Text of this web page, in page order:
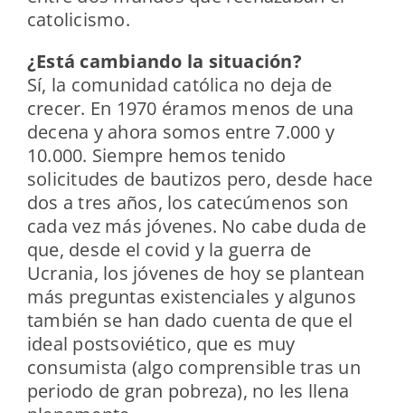
catolicismo.
¿Está cambiando la situación?
Sí, la comunidad católica no deja de
crecer. En 1970 éramos menos de una
decena y ahora somos entre 7.000 y
10.000. Siempre hemos tenido
solicitudes de bautizos pero, desde hace
dos a tres años, los catecúmenos son
cada vez más jóvenes. No cabe duda de
que, desde el covid y la guerra de
Ucrania, los jóvenes de hoy se plantean
más preguntas existenciales y algunos
también se han dado cuenta de que el
ideal postsoviético, que es muy
consumista (algo comprensible tras un
periodo de gran pobreza), no les llena